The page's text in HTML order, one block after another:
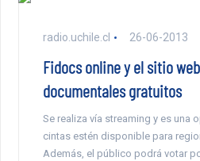
radio.uchile.cl 26-06-2013
Fidocs online y el sitio
documentales gratuitos
Se realiza vía streaming y es una
cintas estén disponible para
Además, el público podrá votar